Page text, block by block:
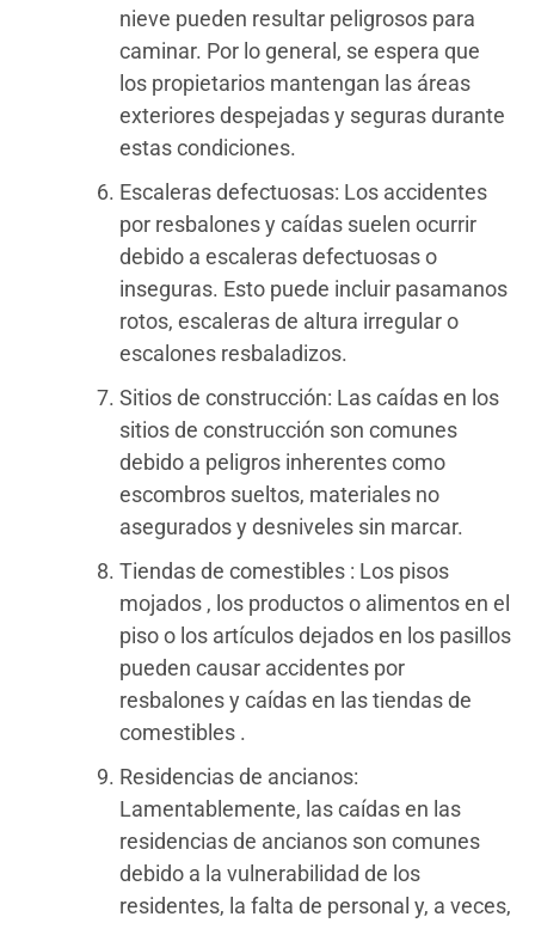
nieve pueden resultar peligrosos para
caminar. Por lo general, se espera que
los propietarios mantengan las áreas
exteriores despejadas y seguras durante
estas condiciones.
Escaleras defectuosas: Los accidentes
por resbalones y caídas suelen ocurrir
debido a escaleras defectuosas o
inseguras. Esto puede incluir pasamanos
rotos, escaleras de altura irregular o
escalones resbaladizos.
Sitios de construcción: Las caídas en los
sitios de construcción son comunes
debido a peligros inherentes como
escombros sueltos, materiales no
asegurados y desniveles sin marcar.
Tiendas de comestibles : Los pisos
mojados , los productos o alimentos en el
piso o los artículos dejados en los pasillos
pueden causar accidentes por
resbalones y caídas en las tiendas de
comestibles .
Residencias de ancianos:
Lamentablemente, las caídas en las
residencias de ancianos son comunes
debido a la vulnerabilidad de los
residentes, la falta de personal y, a veces,